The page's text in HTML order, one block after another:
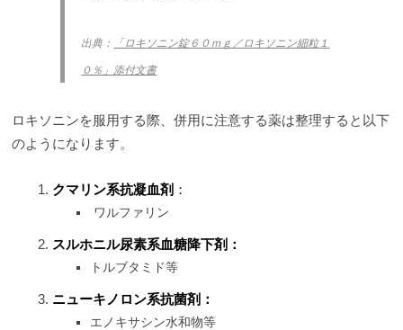
出典： 「ロキソニン錠６０ｍｇ／ロキソニン細粒１
０％」添付文書
ロキソニンを服用する際、併用に注意する薬は整理すると以下
のようになります。
クマリン系抗凝血剤 ：
ワルファリン
スルホニル尿素系血糖降下剤：
トルブタミド等
ニューキノロン系抗菌剤：
エノキサシン水和物等